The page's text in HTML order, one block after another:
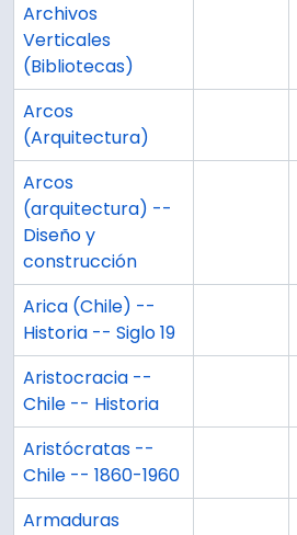
Archivos
Verticales
(Bibliotecas)
Arcos
(Arquitectura)
Arcos
(arquitectura) --
Diseño y
construcción
Arica (Chile) --
Historia -- Siglo 19
Aristocracia --
Chile -- Historia
Aristócratas --
Chile -- 1860-1960
Armaduras